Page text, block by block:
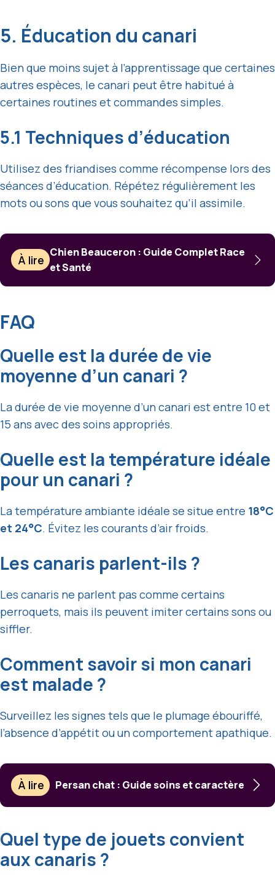
5. Éducation du canari
Bien que moins sujet à l’apprentissage que certaines
autres espèces, le canari peut être habitué à
certaines routines et commandes simples.
5.1 Techniques d’éducation
Utilisez des friandises comme récompense lors des
séances d’éducation. Répétez régulièrement les
mots ou sons que vous souhaitez qu’il assimile.
À lire
Chien Beauceron : Guide Complet Race
et Santé
FAQ
Quelle est la durée de vie
moyenne d’un canari ?
La durée de vie moyenne d’un canari est entre 10 et
15 ans avec des soins appropriés.
Quelle est la température idéale
pour un canari ?
La température ambiante idéale se situe entre 18°C
et 24°C. Évitez les courants d’air froids.
Les canaris parlent-ils ?
Les canaris ne parlent pas comme certains
perroquets, mais ils peuvent imiter certains sons ou
siffler.
Comment savoir si mon canari
est malade ?
Surveillez les signes tels que le plumage ébouriffé,
l’absence d’appétit ou un comportement apathique.
À lire Persan chat : Guide soins et caractère
Quel type de jouets convient
aux canaris ?